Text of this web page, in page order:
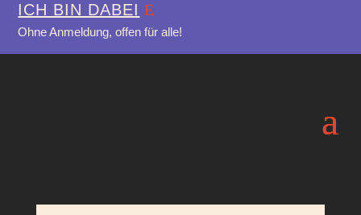
ICH BIN DABEI
Ohne Anmeldung, offen für alle!